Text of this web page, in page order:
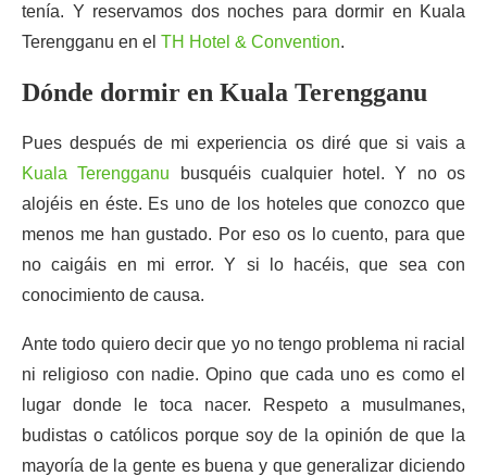
tenía. Y reservamos dos noches para dormir en Kuala
Terengganu en el TH Hotel & Convention.
Dónde dormir en Kuala Terengganu
Pues después de mi experiencia os diré que si vais a
Kuala Terengganu busquéis cualquier hotel. Y no os
alojéis en éste. Es uno de los hoteles que conozco que
menos me han gustado. Por eso os lo cuento, para que
no caigáis en mi error. Y si lo hacéis, que sea con
conocimiento de causa.
Ante todo quiero decir que yo no tengo problema ni racial
ni religioso con nadie. Opino que cada uno es como el
lugar donde le toca nacer. Respeto a musulmanes,
budistas o católicos porque soy de la opinión de que la
mayoría de la gente es buena y que generalizar diciendo